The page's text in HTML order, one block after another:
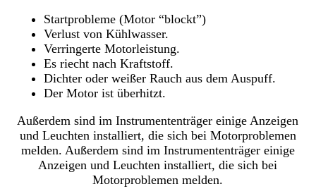
Startprobleme (Motor “blockt”)
Verlust von Kühlwasser.
Verringerte Motorleistung.
Es riecht nach Kraftstoff.
Dichter oder weißer Rauch aus dem Auspuff.
Der Motor ist überhitzt.
Außerdem sind im Instrumententräger einige Anzeigen
und Leuchten installiert, die sich bei Motorproblemen
melden. Außerdem sind im Instrumententräger einige
Anzeigen und Leuchten installiert, die sich bei
Motorproblemen melden.